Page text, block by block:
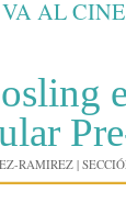
AL CINE
RAMIREZ |